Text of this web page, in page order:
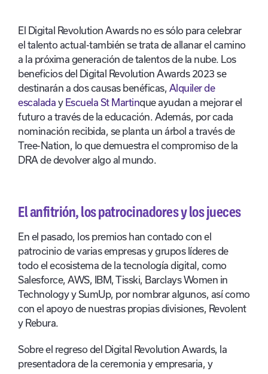
El Digital Revolution Awards no es sólo para celebrar
el talento actual -también se trata de allanar el camino
a la próxima generación de talentos de la nube. Los
beneficios del Digital Revolution Awards 2023 se
destinarán a dos causas benéficas, Alquiler de
escalada y Escuela St Martinque ayudan a mejorar el
futuro a través de la educación. Además, por cada
nominación recibida, se planta un árbol a través de
Tree-Nation, lo que demuestra el compromiso de la
DRA de devolver algo al mundo.
El anfitrión, los patrocinadores y los jueces
En el pasado, los premios han contado con el
patrocinio de varias empresas y grupos líderes de
todo el ecosistema de la tecnología digital, como
Salesforce, AWS, IBM, Tisski, Barclays Women in
Technology y SumUp, por nombrar algunos, así como
con el apoyo de nuestras propias divisiones, Revolent
y Rebura.
Sobre el regreso del Digital Revolution Awards, la
presentadora de la ceremonia y empresaria, y